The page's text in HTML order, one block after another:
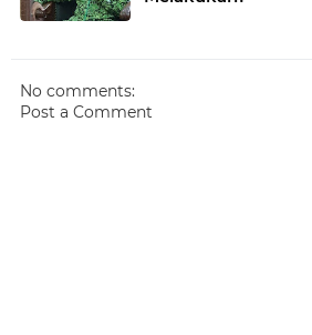
No comments:
Post a Comment